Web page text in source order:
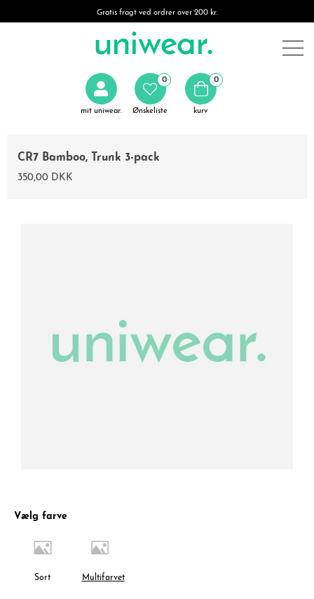
Gratis fragt ved ordrer over 200 kr.
mit uniwear. Ønskeliste
0 0
kurv
CR7 Bamboo, Trunk 3-pack
350,00 DKK
Vælg farve
Sort Multifarvet